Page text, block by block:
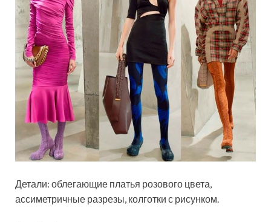
Детали: облегающие платья розового цвета,
ассиметричные разрезы, колготки с рисунком.